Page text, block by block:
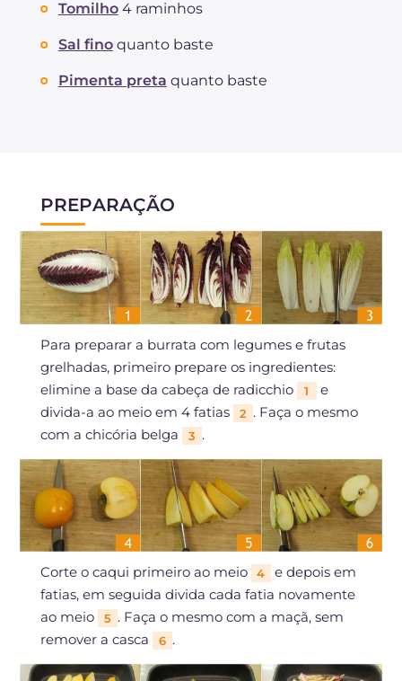
Tomilho 4 raminhos
Sal fino quanto baste
Pimenta preta quanto baste
PREPARAÇÃO
Para preparar a burrata com legumes e frutas
grelhadas, primeiro prepare os ingredientes:
elimine a base da cabeça de radicchio
1
e
divida-a ao meio em 4 fatias
2 . Faça o mesmo
com a chicória belga
3 .
Corte o caqui primeiro ao meio 4
e depois em
fatias, em seguida divida cada fatia novamente
ao meio
5 . Faça o mesmo com a maçã, sem
remover a casca
6 .